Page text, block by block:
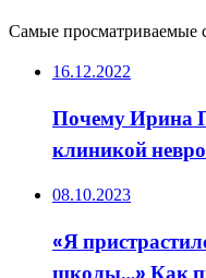
Самые просматриваемые
16.12.2022
Почему Ирина
клиникой
08.10.2023
«Я